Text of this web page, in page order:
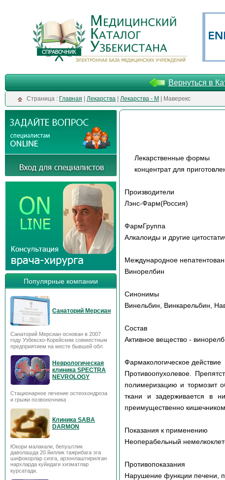
Вернуться в
Cтраница : Главная Лекарства Лекарства - М | Маверекс
Популярные компании
Санаторий Мерсиан
Санаторий Мерсиан основан в 2007
году Узбекско-Корейским совместным
предприятием на месте бывшей обл
Неврологическая
клиника SPECTRA
NEVROLOGY
Стационарное лечение остеохондроза
и грыжи позвоночника
Клиника SABA
DARMON
Юкори малакали, бепуштлик
даволашда 20 йиллик тажрибага эга
шифокорлар сизга, арзонлаштирилган
нархларда куйидаги хизматлар
курсатади.
Лекарственные формы
концентрат для
Производители
Лэнс-Фарм(Россия)
ФармГруппа
Алкалоиды и другие
Международное
Винорелбин
Синонимы
Винельбин, Винкарельбин,
Состав
Активное вещество -
Фармакологическое действие
Противоопухолевое.
полимеризацию и тормозит
ткани и задерживается в
преимущественно
Показания к применению
Неоперабельный
Противопоказания
Нарушение функции печени,